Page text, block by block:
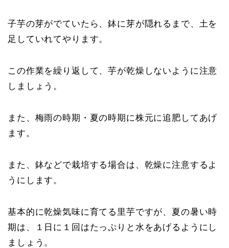
子芋の芽がでていたら、鉢に芽が隠れるまで、土を
足していれてやります。
この作業を繰り返して、芋が乾燥しないように注意
しましょう。
また、梅雨の時期・夏の時期に株元に追肥してあげ
ます。
また、鉢などで栽培する場合は、乾燥に注意するよ
うにします。
基本的に乾燥気味に育てる里芋ですが、夏の暑い時
期は、１日に１回はたっぷりと水をあげるようにし
ましょう。